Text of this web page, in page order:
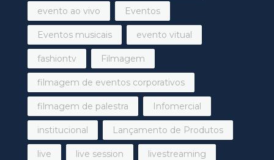
evento ao vivo Eventos
Eventos musicais evento vitual
fashiontv Filmagem
filmagem de eventos corporativos
filmagem de palestra Infomercial
institucional Lançamento de Produtos
live live session livestreaming